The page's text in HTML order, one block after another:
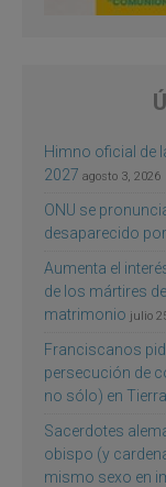
Himno oficial de
2027 agosto 3, 2026
ONU se
desaparecido
Aumenta el
de los mártires
matrimonio julio
Franciscanos
persecución de
no sólo) en
Sacerdotes
obispo (y
mismo sexo en